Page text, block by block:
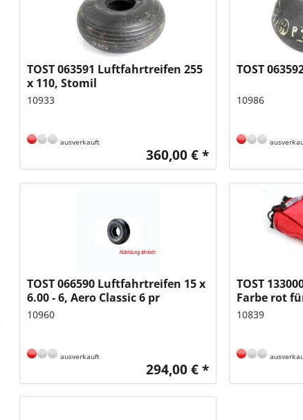
TOST 063591 Luftfahrtreifen 255
x 110, Stomil
10933
ausverkauft
360,00 € *
TOST
10986
TOST 066590 Luftfahrtreifen 15 x
6.00 - 6, Aero Classic 6 pr
10960
ausverkauft
294,00 € *
TOST
Farbe rot
Basis Ø
10839